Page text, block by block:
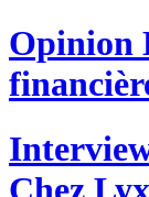
Opinion
Chez